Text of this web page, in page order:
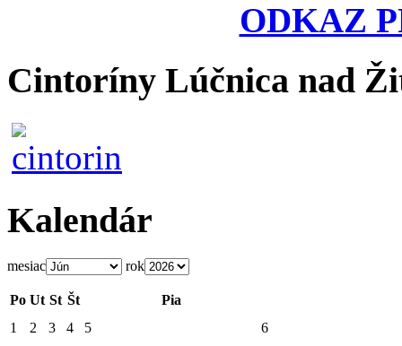
ODKAZ
Cintoríny Lúčnica nad
Kalendár
mesiac rok
Po Ut St Št
Pia
1
2 3 4 5
6